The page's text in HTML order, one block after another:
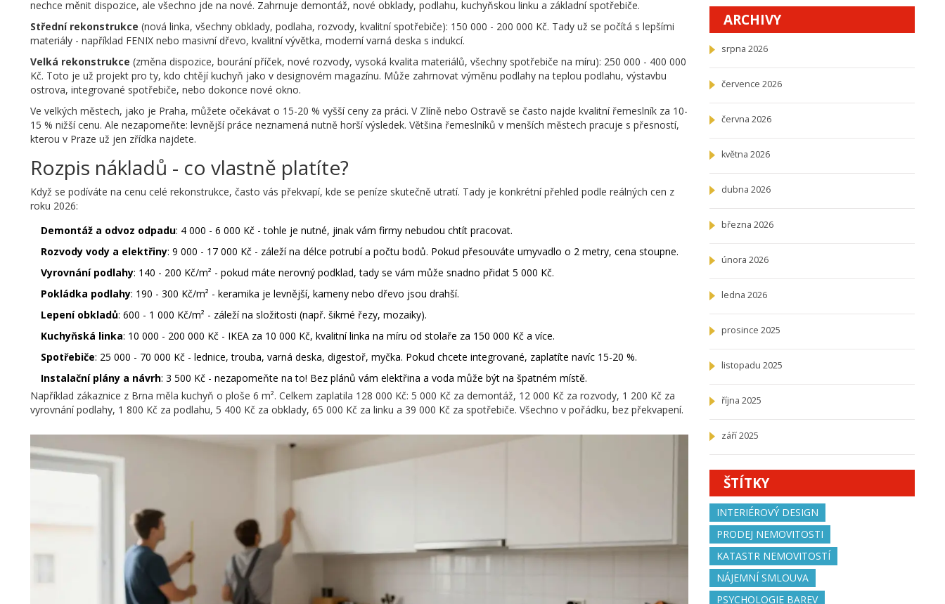
nechce měnit dispozice, ale všechno jde na nové. Zahrnuje demontáž, nové obklady, podlahu, kuchyňskou linku a základní spotřebiče.
Střední rekonstrukce (nová linka, všechny obklady, podlaha, rozvody, kvalitní spotřebiče): 150 000 - 200 000 Kč. Tady už se počítá s lepšími
materiály - například FENIX nebo masivní dřevo, kvalitní vývětka, moderní varná deska s indukcí.
Velká rekonstrukce (změna dispozice, bourání příček, nové rozvody, vysoká kvalita materiálů, všechny spotřebiče na míru): 250 000 - 400 000
Kč. Toto je už projekt pro ty, kdo chtějí kuchyň jako v designovém magazínu. Může zahrnovat výměnu podlahy na teplou podlahu, výstavbu
ostrova, integrované spotřebiče, nebo dokonce nové okno.
Ve velkých městech, jako je Praha, můžete očekávat o 15-20 % vyšší ceny za práci. V Zlíně nebo Ostravě se často najde kvalitní řemeslník za 10-
15 % nižší cenu. Ale nezapomeňte: levnější práce neznamená nutně horší výsledek. Většina řemeslníků v menších městech pracuje s přesností,
kterou v Praze už jen zřídka najdete.
Rozpis nákladů - co vlastně platíte?
Když se podíváte na cenu celé rekonstrukce, často vás překvapí, kde se peníze skutečně utratí. Tady je konkrétní přehled podle reálných cen z
roku 2026:
Demontáž a odvoz odpadu: 4 000 - 6 000 Kč - tohle je nutné, jinak vám firmy nebudou chtít pracovat.
Rozvody vody a elektřiny: 9 000 - 17 000 Kč - záleží na délce potrubí a počtu bodů. Pokud přesouváte umyvadlo o 2 metry, cena stoupne.
Vyrovnání podlahy: 140 - 200 Kč/m² - pokud máte nerovný podklad, tady se vám může snadno přidat 5 000 Kč.
Pokládka podlahy: 190 - 300 Kč/m² - keramika je levnější, kameny nebo dřevo jsou drahší.
Lepení obkladů: 600 - 1 000 Kč/m² - záleží na složitosti (např. šikmé řezy, mozaiky).
Kuchyňská linka: 10 000 - 200 000 Kč - IKEA za 10 000 Kč, kvalitní linka na míru od stolaře za 150 000 Kč a více.
Spotřebiče: 25 000 - 70 000 Kč - lednice, trouba, varná deska, digestoř, myčka. Pokud chcete integrované, zaplatíte navíc 15-20 %.
Instalační plány a návrh: 3 500 Kč - nezapomeňte na to! Bez plánů vám elektřina a voda může být na špatném místě.
Například zákaznice z Brna měla kuchyň o ploše 6 m². Celkem zaplatila 128 000 Kč: 5 000 Kč za demontáž, 12 000 Kč za rozvody, 1 200 Kč za
vyrovnání podlahy, 1 800 Kč za podlahu, 5 400 Kč za obklady, 65 000 Kč za linku a 39 000 Kč za spotřebiče. Všechno v pořádku, bez překvapení.
ARCHIVY
srpna 2026
července 2026
června 2026
května 2026
dubna 2026
března 2026
února 2026
ledna 2026
prosince 2025
listopadu 2025
října 2025
září 2025
ŠTÍTKY
INTERIÉROVÝ DESIGN
PRODEJ NEMOVITOSTI
KATASTR NEMOVITOSTÍ
NÁJEMNÍ SMLOUVA
PSYCHOLOGIE BAREV